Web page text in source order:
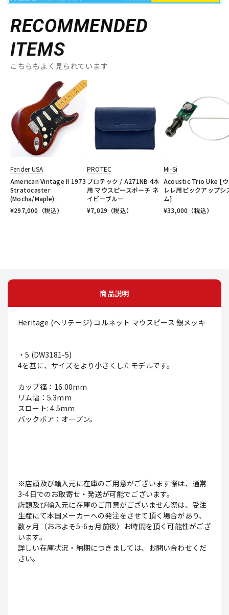
RECOMMENDED
ITEMS
こちらもよく見られています
Fender USA
American Vintage II 1973
Stratocaster
(Mocha/Maple)
¥297,000 （税込）
PROTEC
プロテック / A271NB 4本
用 マウスピースポーチ ネ
イビーブルー
¥7,029 （税込）
Mi-Si
Acoustic Trio Uke [
レレ用ピックアップシ
ム]
¥33,000 （税込）
商品説明
Heritage (ヘリテージ) コルネット マウスピース 銀メッキ
・5 (DW3181-5)
4を基に、サイズをより小さくしたモデルです。
カップ径：16.00mm
リム幅：5.3mm
スロート: 4.5mm
バックボア：オープン。
※店頭及び輸入元に在庫のご用意がございます際は、通常
3-4日でのお取寄せ・発送が可能でございます。
店頭及び輸入元に在庫のご用意がございません際は、受注
生産にて本国メーカーへの発注をさせて頂く場合があり、
数ヶ月（おおよそ5-6ヵ月前後）お時間を頂く可能性がござ
います。
詳しい在庫状況・納期につきましては、お問い合わせくだ
さい。